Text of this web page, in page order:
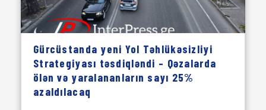
Gürcüstanda yeni Yol Təhlükəsizliyi
Strategiyası təsdiqləndi – Qəzalarda
ölən və yaralananların sayı 25%
azaldılacaq